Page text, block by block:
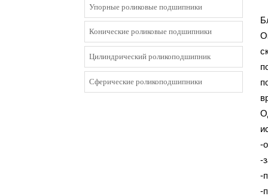
Упорные роликовые подшипники
Конические роликовые подшипники
Цилиндрический роликоподшипник
Сферические роликоподшипники
-
-
-
-